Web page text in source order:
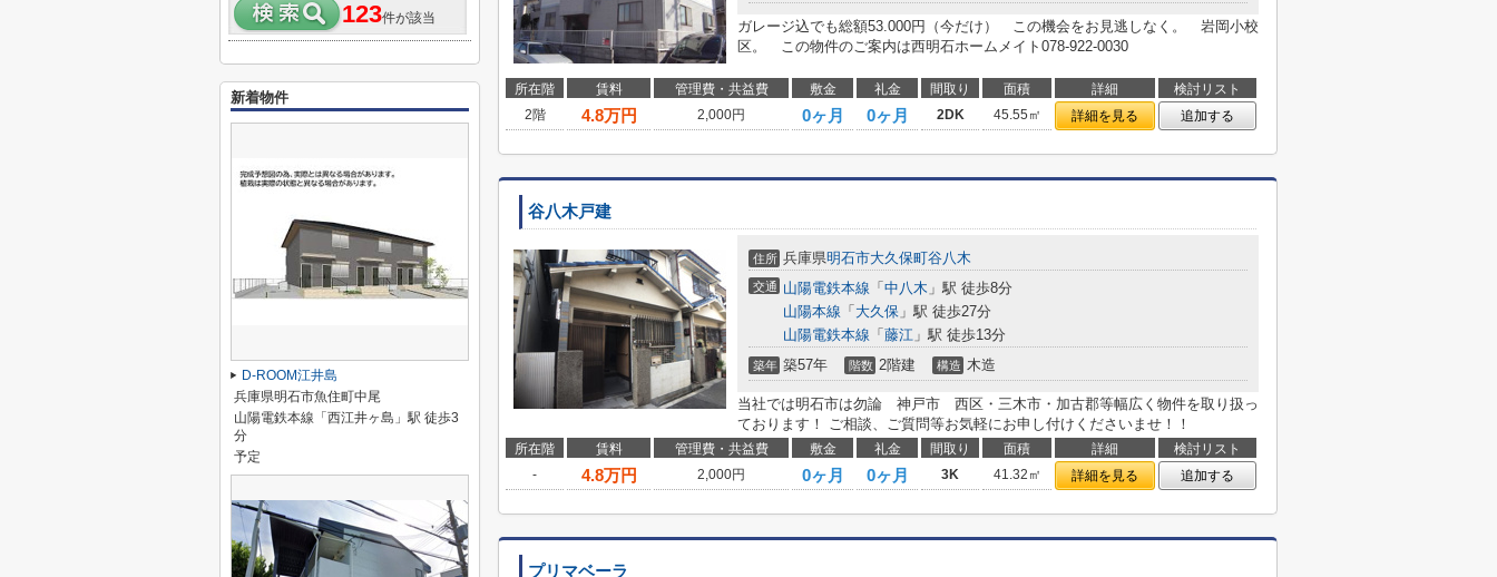
ガレージ込でも総額53.000円（今だけ） この機会をお見逃しなく。 岩岡小校
区。 この物件のご案内は西明石ホームメイト078-922-0030
所在階 賃料 管理費・共益費 敷金 礼金 間取り 面積 詳細
検討リスト
2階
4.8万円 2,000円 0ヶ月 0ヶ月 2DK 45.55㎡ 詳細を見る 追加する
谷八木戸建
住所 兵庫県明石市大久保町谷八木
交通 山陽電鉄本線 「 中八木 」駅 徒歩8分
山陽本線 「 大久保 」駅 徒歩27分
山陽電鉄本線 「 藤江 」駅 徒歩13分
築年 築57年 階数 2階建 構造 木造
当社では明石市は勿論 神戸市 西区・三木市・加古郡等幅広く物件を取り扱っ
ております！ ご相談、ご質問等お気軽にお申し付けくださいませ！！
所在階 賃料 管理費・共益費 敷金 礼金 間取り 面積 詳細
検討リスト
-
4.8万円 2,000円 0ヶ月 0ヶ月 3K 41.32㎡ 詳細を見る 追加する
プリマベーラ
123件が該当
新着物件
D-ROOM江井島
兵庫県明石市魚住町中尾
山陽電鉄本線「西江井ヶ島」駅 徒歩3
分
予定